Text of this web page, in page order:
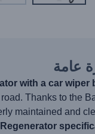
عامة
with a car wiper
Thanks to the
maintained and
Regenerator